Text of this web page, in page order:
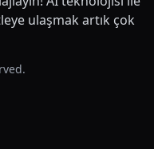
ulaşmak artık çok